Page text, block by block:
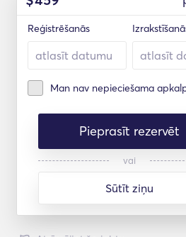
Reģistrēšanās
Man nav nepieciešama
Pieprasīt rezervēt
vai
Sūtīt ziņu